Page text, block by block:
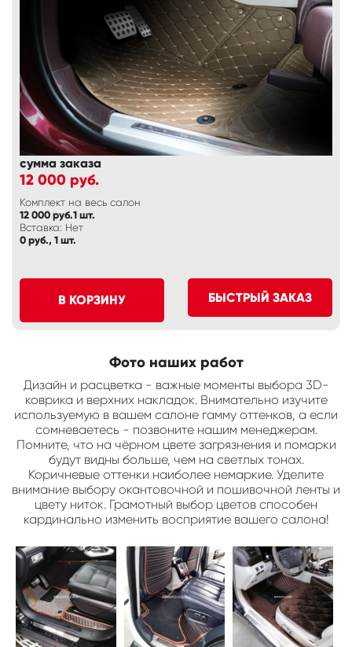
сумма заказа
12 000 руб.
Комплект на весь салон
12 000 руб.1 шт.
Вставка: Нет
0 руб., 1 шт.
В КОРЗИНУ БЫСТРЫЙ ЗАКАЗ
Фото наших работ
Дизайн и расцветка - важные моменты выбора 3D-
коврика и верхних накладок. Внимательно изучите
используемую в вашем салоне гамму оттенков, а если
сомневаетесь - позвоните нашим менеджерам.
Помните, что на чёрном цвете загрязнения и помарки
будут видны больше, чем на светлых тонах.
Коричневые оттенки наиболее немаркие. Уделите
внимание выбору окантовочной и пошивочной ленты и
цвету ниток. Грамотный выбор цветов способен
кардинально изменить восприятие вашего салона!